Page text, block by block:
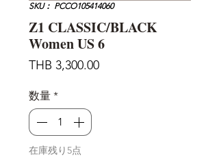
SKU： PCCO105414060
Z1 CLASSIC/BLACK
Women US 6
THB 3,300.00価
数量 *
在庫残り5点